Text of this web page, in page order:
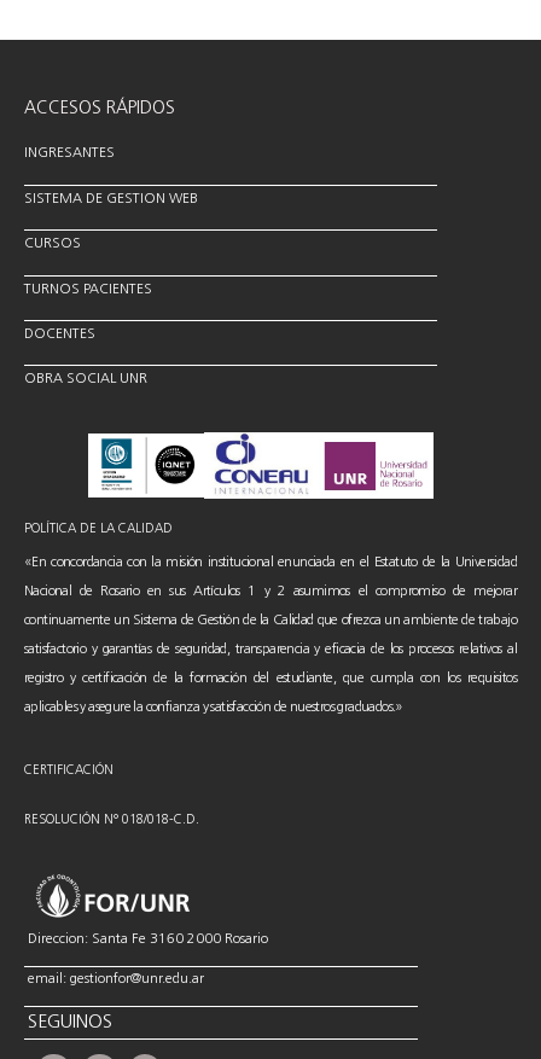
ACCESOS RÁPIDOS
INGRESANTES
SISTEMA DE GESTION WEB
CURSOS
TURNOS PACIENTES
DOCENTES
OBRA SOCIAL UNR
POLÍTICA DE LA CALIDAD
«En concordancia con la misión institucional enunciada en el Estatuto de la Universidad
Nacional de Rosario en sus Artículos 1 y 2 asumimos el compromiso de mejorar
continuamente un Sistema de Gestión de la Calidad que ofrezca un ambiente de trabajo
satisfactorio y garantías de seguridad, transparencia y eficacia de los procesos relativos al
registro y certificación de la formación del estudiante, que cumpla con los requisitos
aplicables y asegure la confianza y satisfacción de nuestros graduados.»
CERTIFICACIÓN
RESOLUCIÓN N° 018/018-C.D.
Direccion: Santa Fe 3160 2000 Rosario
email: gestionfor@unr.edu.ar
SEGUINOS